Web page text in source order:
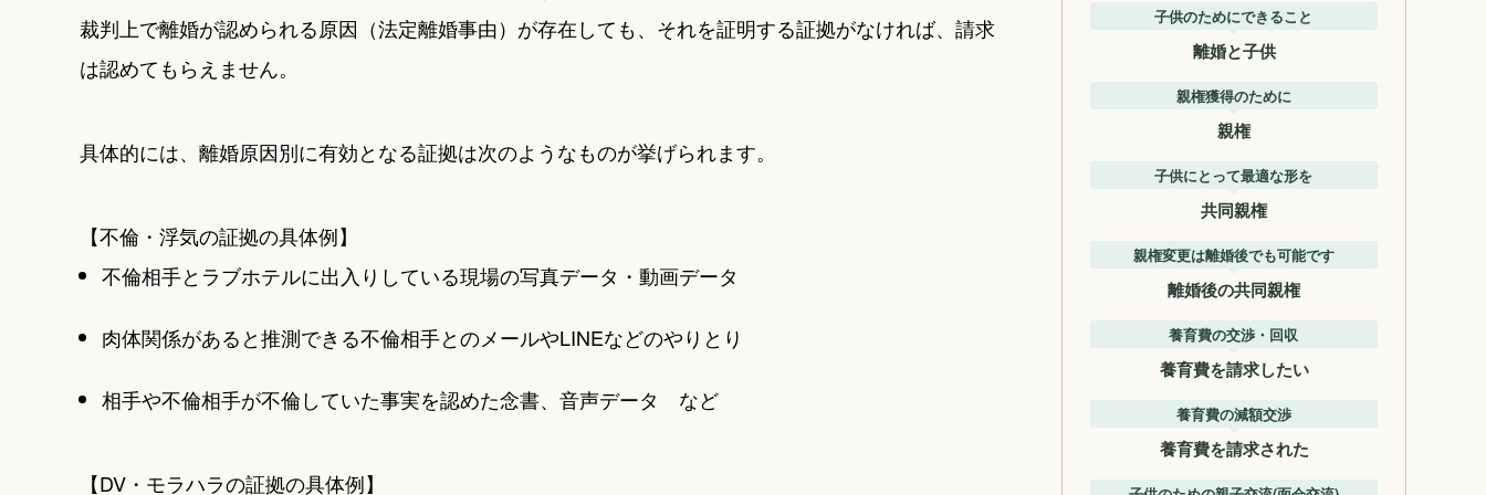
裁判上で離婚が認められる原因（法定離婚事由）が存在しても、それを証明する証拠がなければ、請求
は認めてもらえません。
具体的には、離婚原因別に有効となる証拠は次のようなものが挙げられます。
【不倫・浮気の証拠の具体例】
不倫相手とラブホテルに出入りしている現場の写真データ・動画データ
肉体関係があると推測できる不倫相手とのメールやLINEなどのやりとり
相手や不倫相手が不倫していた事実を認めた念書、音声データ など
【DV・モラハラの証拠の具体例】
子供のためにできること
離婚と子供
親権獲得のために
親権
子供にとって最適な形を
共同親権
親権変更は離婚後でも可能です
離婚後の共同親権
養育費の交渉・回収
養育費を請求したい
養育費の減額交渉
養育費を請求された